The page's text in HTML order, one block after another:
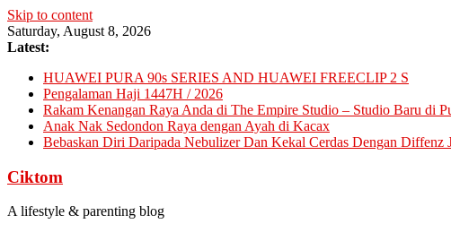
Skip to content
Saturday, August 8, 2026
Latest:
HUAWEI PURA 90s SERIES AND HUAWEI FREECLIP 2 S
Pengalaman Haji 1447H / 2026
Rakam Kenangan Raya Anda di The Empire Studio – Studio Baru di
Anak Nak Sedondon Raya dengan Ayah di Kacax
Bebaskan Diri Daripada Nebulizer Dan Kekal Cerdas Dengan Diffenz
Ciktom
A lifestyle & parenting blog